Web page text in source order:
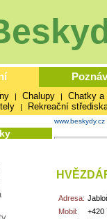
| Chalupy | Chatky a
| Rekreační
www.beskydy.cz
Adresa:
Mobil:
+420